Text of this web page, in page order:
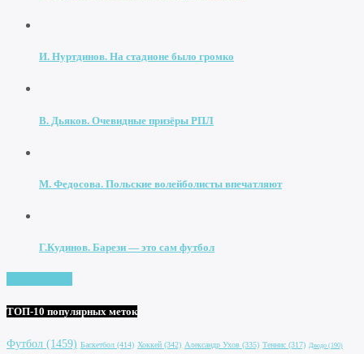
И. Нуртдинов. На стадионе было громко
В. Дьяков. Очевидные призёры РПЛ
М. Федосова. Польские волейболисты впечатляют
Г.Кудинов. Барези — это сам футбол
ТОП-10 популярных меток
Футбол (1459) Баскетбол (414) Хоккей (342) Александр Ухов (335) Теннис (317) Дзюдо (190)